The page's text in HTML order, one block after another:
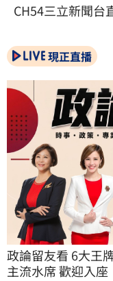
CH54三立新聞台
現正直播
政論留友看 6大王
主流水席 歡迎入座